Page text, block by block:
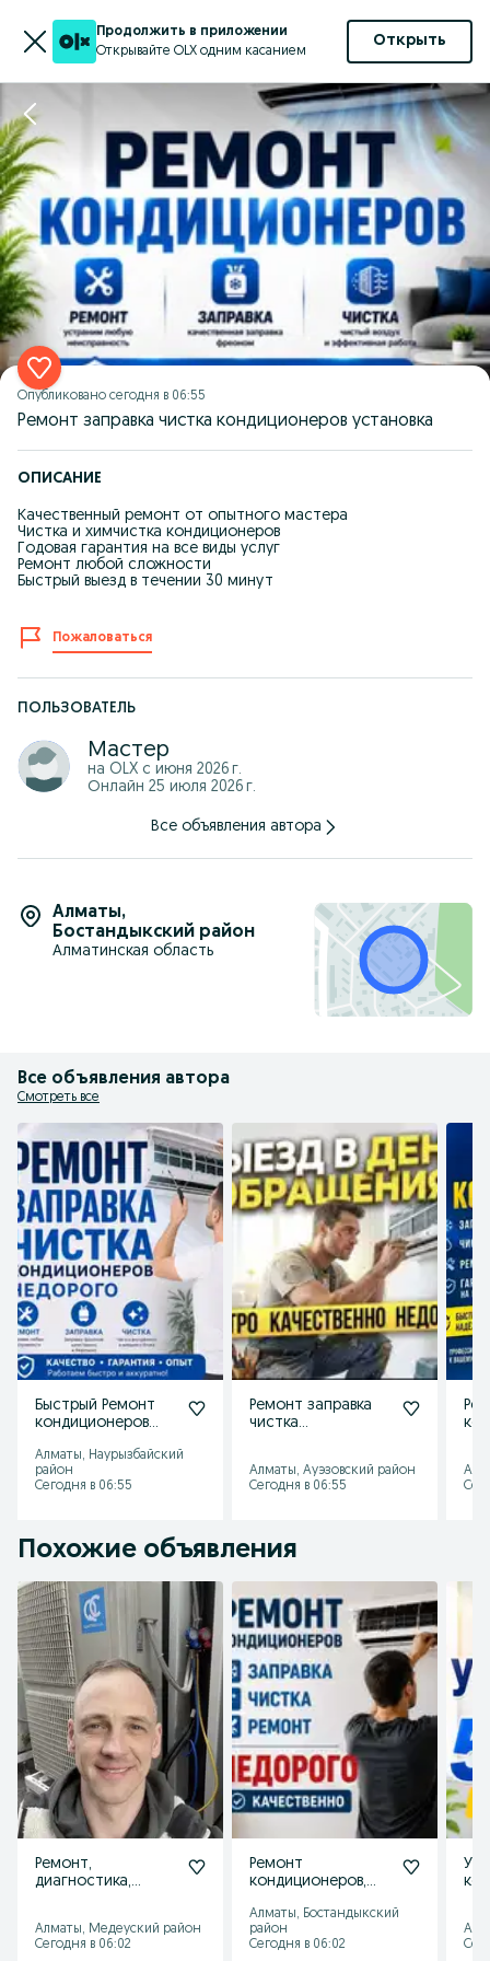
Продолжить в приложении
Открывайте OLX одним касанием
Открыть
Опубликовано сегодня в 06:55
Ремонт заправка чистка кондиционеров установка
ОПИСАНИЕ
Качественный ремонт от опытного мастера
Чистка и химчистка кондиционеров
Годовая гарантия на все виды услуг
Ремонт любой сложности
Быстрый выезд в течении 30 минут
Пожаловаться
ПОЛЬЗОВАТЕЛЬ
Мастер
на OLX с июня 2026 г.
Онлайн 25 июля 2026 г.
Все объявления автора
Алматы,
Бостандыкский район
Алматинская область
Все объявления автора
Смотреть все
Быстрый Ремонт
кондиционеров
установка
кондиционеров
Алматы, Наурызбайский
район
Сегодня в 06:55
Ремонт заправка
чистка
Алматы, Ауэзовский район
Сегодня в 06:55
Похожие объявления
Ремонт,
диагностика,
кондиционеров
Алматы, Медеуский район
Сегодня в 06:02
Ремонт
кондиционеров,
установка
Алматы, Бостандыкский
район
Сегодня в 06:02